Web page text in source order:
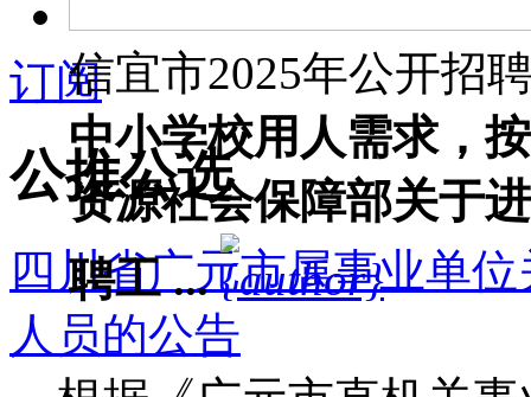
信宜市2025年公开招
中小学校用人需求，
资源社会保障部关于
聘工 ...
订阅
公推公选
四川省广元市属事业单
人员的公告